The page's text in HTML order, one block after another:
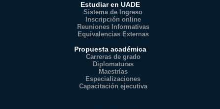
Estudiar en UADE
Sistema de Ingreso
Inscripción online
Reuniones Informativas
Equivalencias Externas
Propuesta académica
Carreras de grado
Diplomaturas
Maestrías
Especializaciones
Capacitación ejecutiva